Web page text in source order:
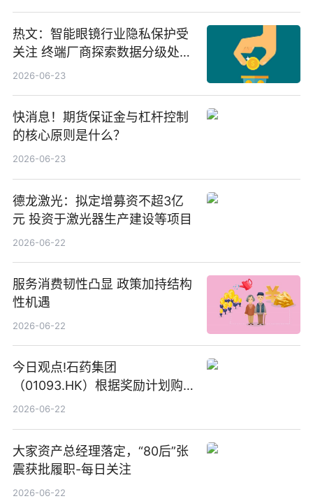
热文：智能眼镜行业隐私保护受
关注 终端厂商探索数据分级处理
等方案
2026-06-23
快消息！期货保证金与杠杆控制
的核心原则是什么？
2026-06-23
德龙激光：拟定增募资不超3亿
元 投资于激光器生产建设等项目
2026-06-22
服务消费韧性凸显 政策加持结构
性机遇
2026-06-22
今日观点!石药集团
（01093.HK）根据奖励计划购
回580万股
2026-06-22
大家资产总经理落定，“80后”张
震获批履职-每日关注
2026-06-22